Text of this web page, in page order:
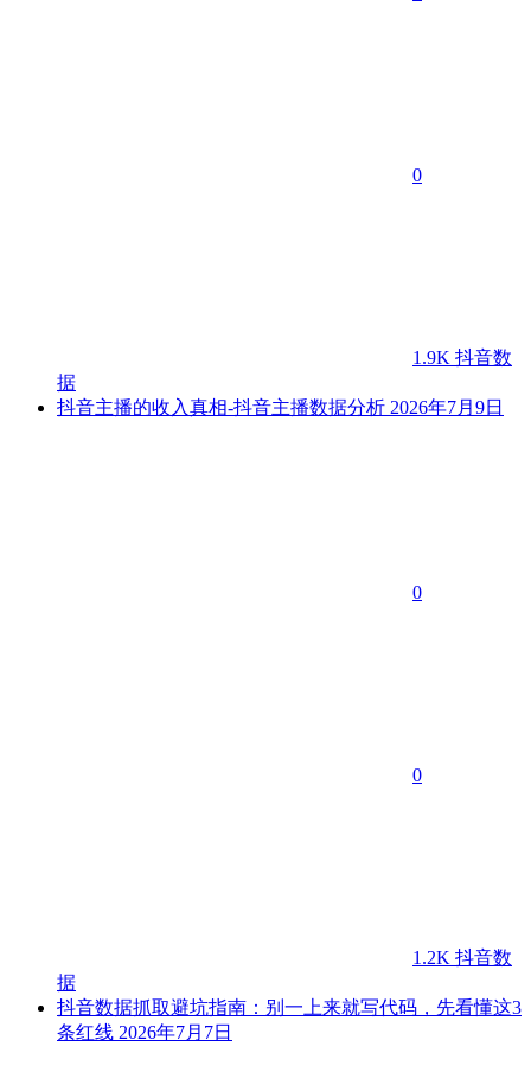
0
1.9K 抖音数
据
抖音主播的收入真相-抖音主播数据分析 2026年7月9日
0
0
1.2K 抖音数
据
抖音数据抓取避坑指南：别一上来就写代码，先看懂这3
条红线 2026年7月7日